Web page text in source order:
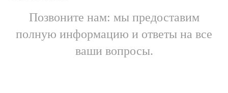
Позвоните нам: мы предоставим
полную информацию и ответы на все
ваши вопросы.